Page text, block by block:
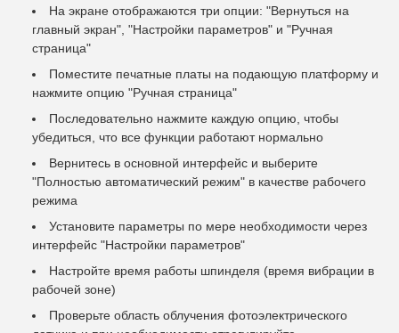
На экране отображаются три опции: "Вернуться на
главный экран", "Настройки параметров" и "Ручная
страница"
Поместите печатные платы на подающую платформу и
нажмите опцию "Ручная страница"
Последовательно нажмите каждую опцию, чтобы
убедиться, что все функции работают нормально
Вернитесь в основной интерфейс и выберите
"Полностью автоматический режим" в качестве рабочего
режима
Установите параметры по мере необходимости через
интерфейс "Настройки параметров"
Настройте время работы шпинделя (время вибрации в
рабочей зоне)
Проверьте область облучения фотоэлектрического